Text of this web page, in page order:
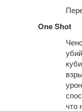
One Shot
что